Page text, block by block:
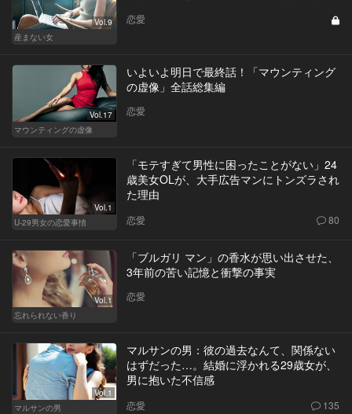
Vol.9
産まない女
恋愛
Vol.17
マウンティングの虚像
いよいよ明日で最終話！「マウンティング
の虚像」全話総集編
恋愛
Vol.1
U-29男女の恋愛事情
「モテすぎて男性に困ったことがない」24
歳美女OLが、大手広告マンにトンズラされ
た理由
恋愛 80
Vol.1
忘れられない香り
「ブルガリ マン」の香水が思い出させた、
3年前の苦い記憶と衝撃の事実
恋愛
Vol.1
マルサンの男
マルサンの男：彼の過去なんて、関係ない
はずだった…。結婚に浮かれる29歳女が、
男に抱いた不信感
恋愛 135